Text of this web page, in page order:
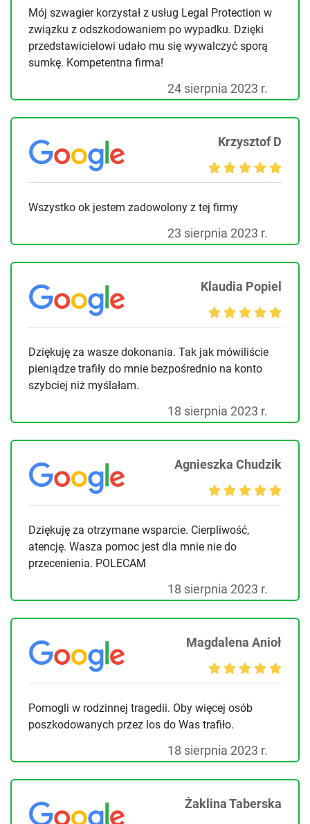
Mój szwagier korzystał z usług Legal Protection w
związku z odszkodowaniem po wypadku. Dzięki
przedstawicielowi udało mu się wywalczyć sporą
sumkę. Kompetentna firma!
24 sierpnia 2023 r.
Krzysztof D
Wszystko ok jestem zadowolony z tej firmy
23 sierpnia 2023 r.
Klaudia Popiel
Dziękuję za wasze dokonania. Tak jak mówiliście
pieniądze trafiły do mnie bezpośrednio na konto
szybciej niż myślałam.
18 sierpnia 2023 r.
Agnieszka Chudzik
Dziękuję za otrzymane wsparcie. Cierpliwość,
atencję. Wasza pomoc jest dla mnie nie do
przecenienia. POLECAM
18 sierpnia 2023 r.
Magdalena Anioł
Pomogli w rodzinnej tragedii. Oby więcej osób
poszkodowanych przez los do Was trafiło.
18 sierpnia 2023 r.
Żaklina Taberska